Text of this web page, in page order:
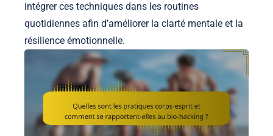
intégrer ces techniques dans les routines
quotidiennes afin d’améliorer la clarté mentale et la
résilience émotionnelle.